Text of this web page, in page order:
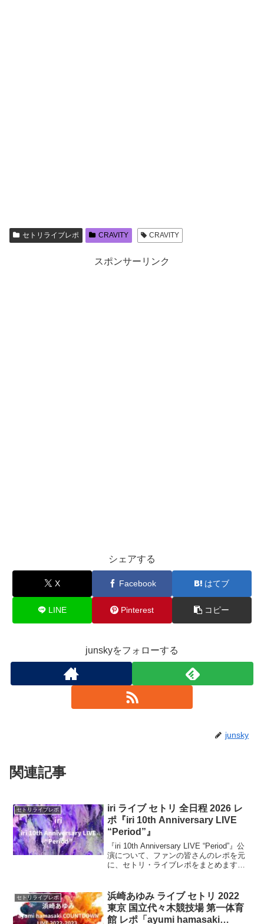
セトリライブレポ CRAVITY CRAVITY
スポンサーリンク
シェアする
X Facebook はてブ
LINE Pinterest コピー
junskyをフォローする
junsky
関連記事
セトリライブレポ
iri ライブ セトリ 全日程 2026 レ
ポ『iri 10th Anniversary LIVE
“Period”』
『iri 10th Anniversary LIVE “Period”』公
演について、ファンの皆さんのレポを元
に、セトリ・ライブレポをまとめます。
（木）、会場は神奈川県・ぴあアリーナ
MM。
セトリライブレポ
浜崎あゆみ ライブ セトリ 2022
東京 国立代々木競技場 第一体育
館 レポ「ayumi hamasaki